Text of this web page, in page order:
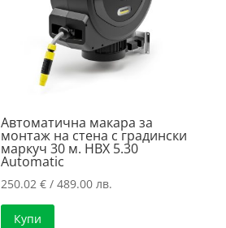
Автоматична макара за
монтаж на стена с градински
маркуч 30 м. HBX 5.30
Automatic
250.02€ / 489.00 лв.
Купи